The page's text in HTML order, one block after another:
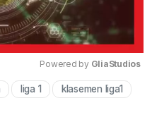
Mute
Powered by GliaStudios
liga 1 klasemen liga1